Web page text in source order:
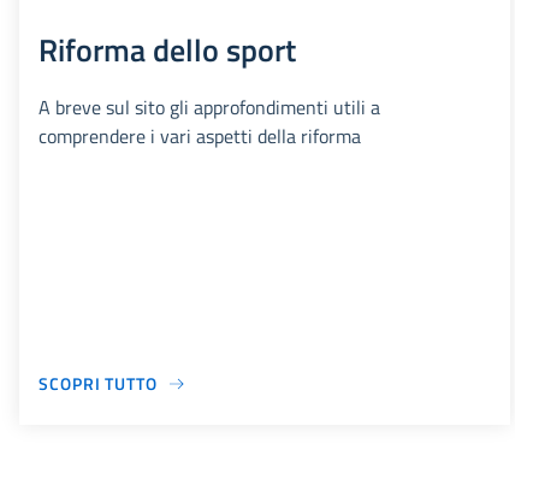
Riforma dello sport
A breve sul sito gli approfondimenti utili a
comprendere i vari aspetti della riforma
SCOPRI TUTTO